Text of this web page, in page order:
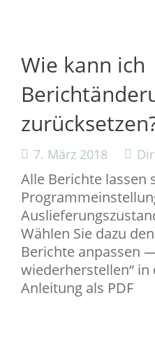
Wie kann ich
7. März 2018
Alle Berichte lassen
Wählen Sie dazu
Berichte anpassen
wiederherstellen“ in
Anleitung als PDF